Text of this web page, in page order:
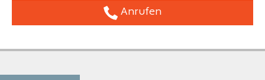
Anrufen